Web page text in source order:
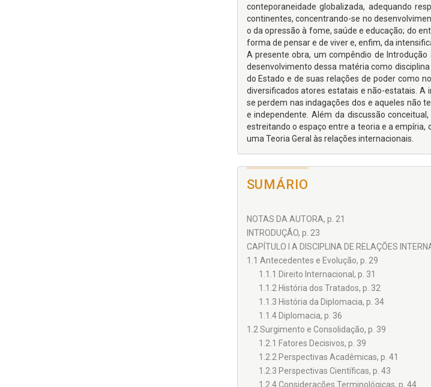
conteporaneidade globalizada, adequando
continentes, concentrando-se no
o da opressão à fome, saúde e educação; do
forma de pensar e de viver e, enfim, da
A presente obra, um compêndio de
desenvolvimento dessa matéria como
do Estado e de suas relações de poder como
diversificados atores estatais e não-estatais.
se perdem nas indagações dos e aqueles não
e independente. Além da discussão
estreitando o espaço entre a teoria e a
uma Teoria Geral às relações internacionais.
SUMÁRIO
NOTAS DA AUTORA, p. 21
INTRODUÇÃO, p. 23
CAPÍTULO I A DISCIPLINA DE RELAÇÕES
1.1 Antecedentes e Evolução, p. 29
1.1.1 Direito Internacional, p. 31
1.1.2 História dos Tratados, p. 32
1.1.3 História da Diplomacia, p. 34
1.1.4 Diplomacia, p. 36
1.2 Surgimento e Consolidação, p. 39
1.2.1 Fatores Decisivos, p. 39
1.2.2 Perspectivas Acadêmicas, p. 41
1.2.3 Perspectivas Científicas, p. 43
1.2.4 Considerações Terminológicas, p. 44